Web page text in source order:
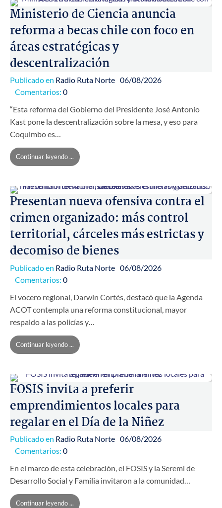
Ministerio de Ciencia anuncia
reforma a becas chile con foco en
áreas estratégicas y
descentralización
Publicado en Radio Ruta Norte 06/08/2026
Comentarios: 0
“Esta reforma del Gobierno del Presidente José Antonio
Kast pone la descentralización sobre la mesa, y eso para
Coquimbo es…
Continuar leyendo ...
Presentan nueva ofensiva contra el
crimen organizado: más control
territorial, cárceles más estrictas y
decomiso de bienes
Publicado en Radio Ruta Norte 06/08/2026
Comentarios: 0
El vocero regional, Darwin Cortés, destacó que la Agenda
ACOT contempla una reforma constitucional, mayor
respaldo a las policías y…
Continuar leyendo ...
FOSIS invita a preferir
emprendimientos locales para
regalar en el Día de la Niñez
Publicado en Radio Ruta Norte 06/08/2026
Comentarios: 0
En el marco de esta celebración, el FOSIS y la Seremi de
Desarrollo Social y Familia invitaron a la comunidad…
Continuar leyendo ...